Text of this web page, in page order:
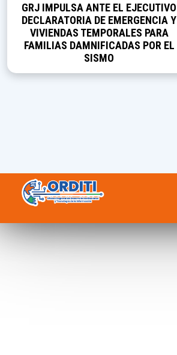
GRJ IMPULSA ANTE EL EJECUTIVO
DECLARATORIA DE EMERGENCIA Y
VIVIENDAS TEMPORALES PARA
FAMILIAS DAMNIFICADAS POR EL
SISMO